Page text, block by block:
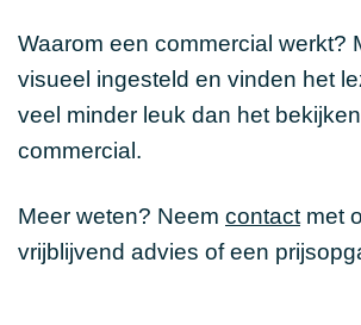
Waarom een commercial werkt?
visueel ingesteld en vinden het
veel minder leuk dan het
commercial.
Meer weten? Neem contactmet
vrijblijvend advies of een